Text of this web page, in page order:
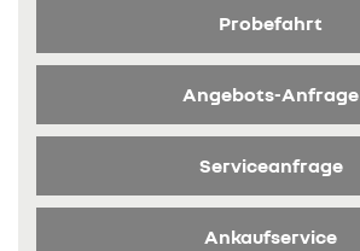
Probefahrt
Angebots-Anfrage
Serviceanfrage
Ankaufservice